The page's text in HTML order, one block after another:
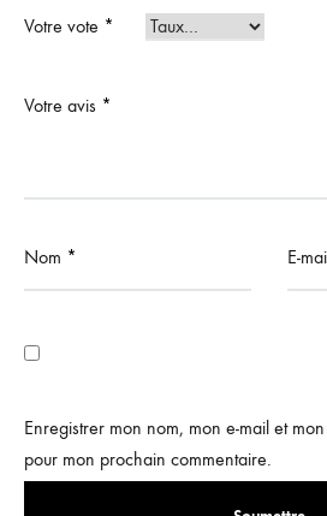
Votre vote *
Votre avis *
Nom * E-
Enregistrer mon nom, mon e-mail et
pour mon prochain commentaire.